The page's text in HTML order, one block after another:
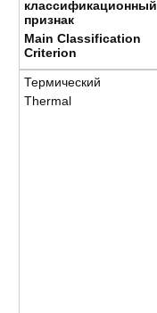
классификационный
признак
Main Classification
Criterion
Термический
Thermal